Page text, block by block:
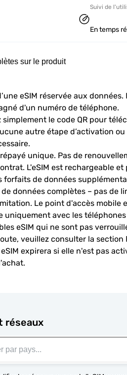
Suivi de
En temps
sur le produit
eSIM réservée aux
d'un numéro de téléphone.
simplement le code QR pour
autre étape d’activation
unique. Pas de
L'eSIM est rechargeable
forfaits de données
de données complètes – pas de
Le point d'accès mobile
uniquement avec les
eSIM qui ne sont pas
veuillez consulter la section
expirera si elle n'est pas
réseaux